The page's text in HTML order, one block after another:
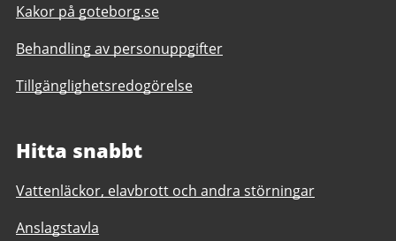
Kakor på goteborg.se
Behandling av personuppgifter
Tillgänglighetsredogörelse
Hitta snabbt
Vattenläckor, elavbrott och andra störningar
Anslagstavla